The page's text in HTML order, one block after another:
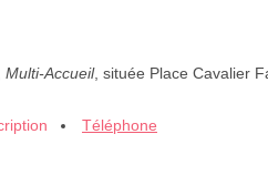
Multi-Accueil, située Place Cavalier
Téléphone